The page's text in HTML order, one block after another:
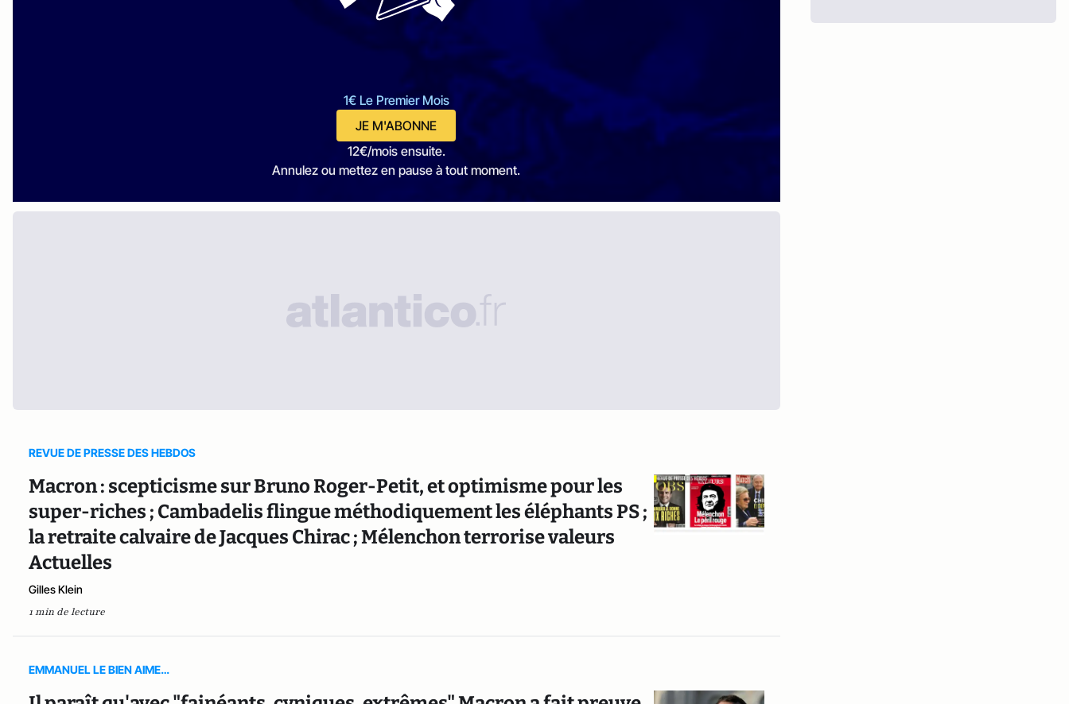
1€ Le Premier Mois
JE M'ABONNE
12€/mois ensuite.
Annulez ou mettez en pause à tout moment.
REVUE DE PRESSE DES HEBDOS
Macron : scepticisme sur Bruno Roger-Petit, et optimisme pour les
super-riches ; Cambadelis flingue méthodiquement les éléphants PS ;
la retraite calvaire de Jacques Chirac ; Mélenchon terrorise valeurs
Actuelles
Gilles Klein
1 min de lecture
EMMANUEL LE BIEN AIME…